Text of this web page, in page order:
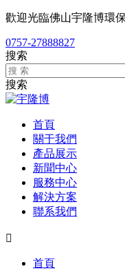
歡迎光臨佛山宇隆博環
0757-27888827
搜索
搜索
首頁
關于我們
產品展示
新聞中心
服務中心
解決方案
聯系我們

首頁